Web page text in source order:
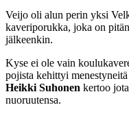
Veijo oli alun perin yksi
kaveriporukka, joka on
jälkeenkin.
Kyse ei ole vain
pojista kehittyi
Heikki Suhonen kertoo
nuoruutensa.